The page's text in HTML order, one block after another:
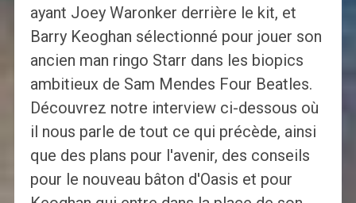
ayant Joey Waronker derrière le kit, et
Barry Keoghan sélectionné pour jouer son
ancien man ringo Starr dans les biopics
ambitieux de Sam Mendes Four Beatles.
Découvrez notre interview ci-dessous où
il nous parle de tout ce qui précède, ainsi
que des plans pour l'avenir, des conseils
pour le nouveau bâton d'Oasis et pour